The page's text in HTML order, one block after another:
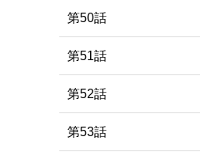
第50話
第51話
第52話
第53話